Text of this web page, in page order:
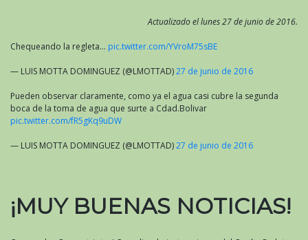
Actualizado el lunes 27 de junio de 2016.
Chequeando la regleta… pic.twitter.com/YVroM75sBE
— LUIS MOTTA DOMINGUEZ (@LMOTTAD)27 de junio de 2016
Pueden observar claramente, como ya el agua casi cubre la segunda
boca de la toma de agua que surte a Cdad.Bolivar
pic.twitter.com/fR5gKq9uDW
— LUIS MOTTA DOMINGUEZ (@LMOTTAD)27 de junio de 2016
¡MUY BUENAS NOTICIAS!